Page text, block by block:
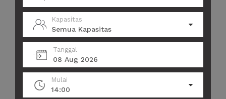
Kapasitas
Semua Kapasitas
Tanggal
08 Aug 2026
Mulai
14:00